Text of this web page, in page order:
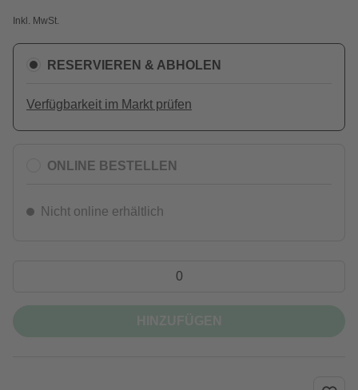
Inkl. MwSt.
RESERVIEREN & ABHOLEN
Verfügbarkeit im Markt prüfen
ONLINE BESTELLEN
Nicht online erhältlich